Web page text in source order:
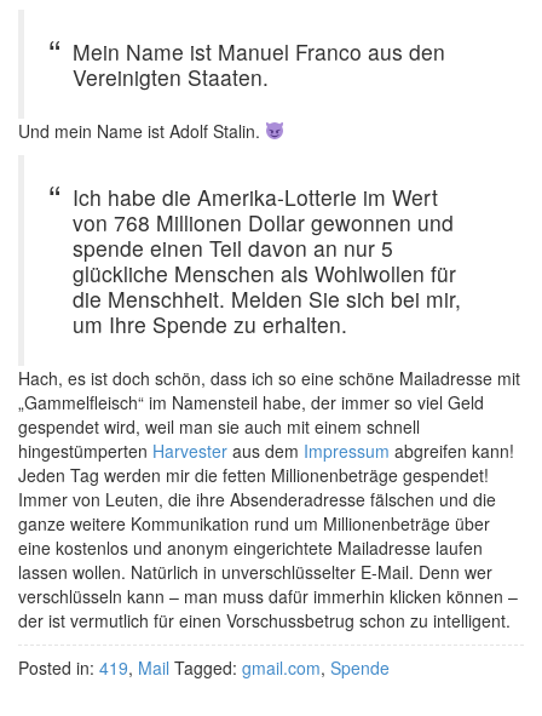
Mein Name ist Manuel Franco aus den
Vereinigten Staaten.
Und mein Name ist Adolf Stalin.
Ich habe die Amerika-Lotterie im Wert
von 768 Millionen Dollar gewonnen und
spende einen Teil davon an nur 5
glückliche Menschen als Wohlwollen für
die Menschheit. Melden Sie sich bei mir,
um Ihre Spende zu erhalten.
Hach, es ist doch schön, dass ich so eine schöne Mailadresse mit
„Gammelfleisch“ im Namensteil habe, der immer so viel Geld
gespendet wird, weil man sie auch mit einem schnell
hingestümperten Harvester aus dem Impressum abgreifen kann!
Jeden Tag werden mir die fetten Millionenbeträge gespendet!
Immer von Leuten, die ihre Absenderadresse fälschen und die
ganze weitere Kommunikation rund um Millionenbeträge über
eine kostenlos und anonym eingerichtete Mailadresse laufen
lassen wollen. Natürlich in unverschlüsselter E-Mail. Denn wer
verschlüsseln kann – man muss dafür immerhin klicken können –
der ist vermutlich für einen Vorschussbetrug schon zu intelligent.
Posted in: 419, Mail Tagged: gmail.com, Spende